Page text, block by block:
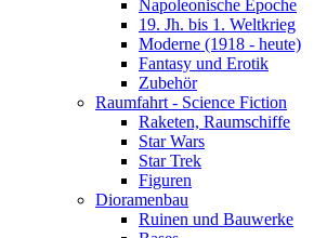
Napoleonische Epoche
19. Jh. bis 1. Weltkrieg
Moderne (1918 - heute)
Fantasy und Erotik
Zubehör
Raumfahrt - Science Fiction
Raketen, Raumschiffe
Star Wars
Star Trek
Figuren
Dioramenbau
Ruinen und Bauwerke